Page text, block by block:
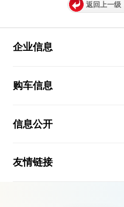
返回上一级
企业信息
购车信息
信息公开
友情链接